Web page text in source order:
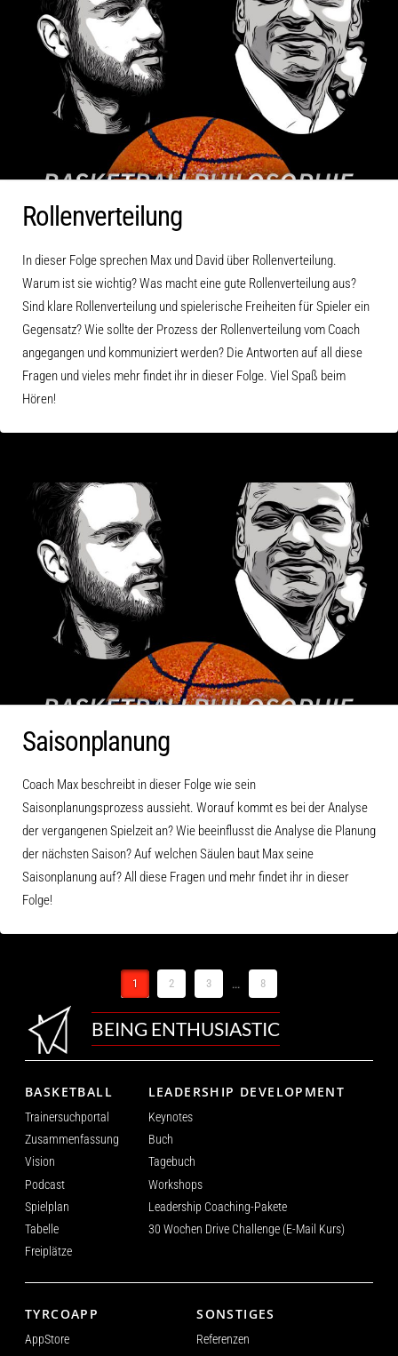
Rollenverteilung
In dieser Folge sprechen Max und David über Rollenverteilung.
Warum ist sie wichtig? Was macht eine gute Rollenverteilung aus?
Sind klare Rollenverteilung und spielerische Freiheiten für Spieler ein
Gegensatz? Wie sollte der Prozess der Rollenverteilung vom Coach
angegangen und kommuniziert werden? Die Antworten auf all diese
Fragen und vieles mehr findet ihr in dieser Folge. Viel Spaß beim
Hören!
Saisonplanung
Coach Max beschreibt in dieser Folge wie sein
Saisonplanungsprozess aussieht. Worauf kommt es bei der Analyse
der vergangenen Spielzeit an? Wie beeinflusst die Analyse die Planung
der nächsten Saison? Auf welchen Säulen baut Max seine
Saisonplanung auf? All diese Fragen und mehr findet ihr in dieser
Folge!
1 2 3 8
BEING ENTHUSIASTIC
BASKETBALL
Trainersuchportal
Zusammenfassung
Vision
Podcast
Spielplan
Tabelle
Freiplätze
LEADERSHIP DEVELOPMENT
Keynotes
Buch
Tagebuch
Workshops
Leadership Coaching-Pakete
30 Wochen Drive Challenge (E-Mail Kurs)
TYRCOAPP
AppStore
SONSTIGES
Referenzen